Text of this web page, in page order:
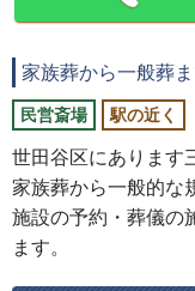
家族葬から一般葬
民営斎場 駅の近く
世田谷区にあります
家族葬から一般的な
施設の予約・葬儀の
ます。